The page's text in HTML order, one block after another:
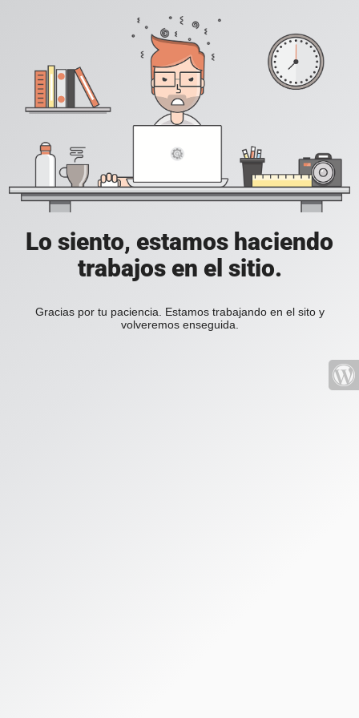
Lo siento, estamos haciendo
trabajos en el sitio.
Gracias por tu paciencia. Estamos trabajando en el sito y
volveremos enseguida.